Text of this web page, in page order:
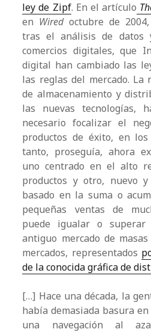
ley de Zipf. En el artículo
en Wiredoctubre de 2004,
tras el análisis de datos
comercios digitales, que
digital han cambiado las
las reglas del mercado. La
de almacenamiento y
las nuevas tecnologías,
necesario focalizar el
productos de éxito, en
tanto, proseguía, ahora
uno centrado en el alto
productos y otro, nuevo
basado en la suma o
pequeñas ventas de
puede igualar o
antiguo mercado de
mercados, representados
de la conocida gráfica de
[…] Hace una década, la
había demasiada basura
una navegación al